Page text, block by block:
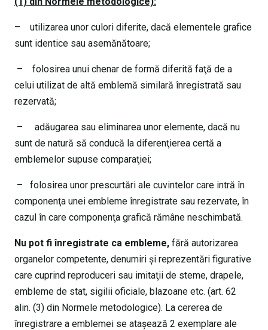
– utilizarea unor culori diferite, dacă elementele grafice
sunt identice sau asemănătoare;
– folosirea unui chenar de formă diferită faţă de a
celui utilizat de altă emblemă similară înregistrată sau
rezervată;
– adăugarea sau eliminarea unor elemente, dacă nu
sunt de natură să conducă la diferenţierea certă a
emblemelor supuse comparaţiei;
– folosirea unor prescurtări ale cuvintelor care intră în
componenţa unei embleme înregistrate sau rezervate, în
cazul în care componenţa grafică rămâne neschimbată.
Nu pot fi înregistrate ca embleme, fără autorizarea
organelor competente, denumiri şi reprezentări figurative
care cuprind reproduceri sau imitaţii de steme, drapele,
embleme de stat, sigilii oficiale, blazoane etc. (art. 62
alin. (3) din Normele metodologice). La cererea de
înregistrare a emblemei se ataşează 2 exemplare ale